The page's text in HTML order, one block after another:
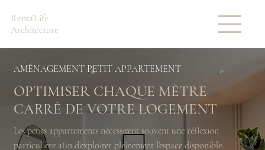
Renta'Life
Architecture
AMÉNAGEMENT PETIT APPARTEMENT
OPTIMISER CHAQUE MÈTRE
CARRÉ DE VOTRE LOGEMENT
Les petits appartements nécessitent souvent une réflexion
particulière afin d’exploiter pleinement l’espace disponible.